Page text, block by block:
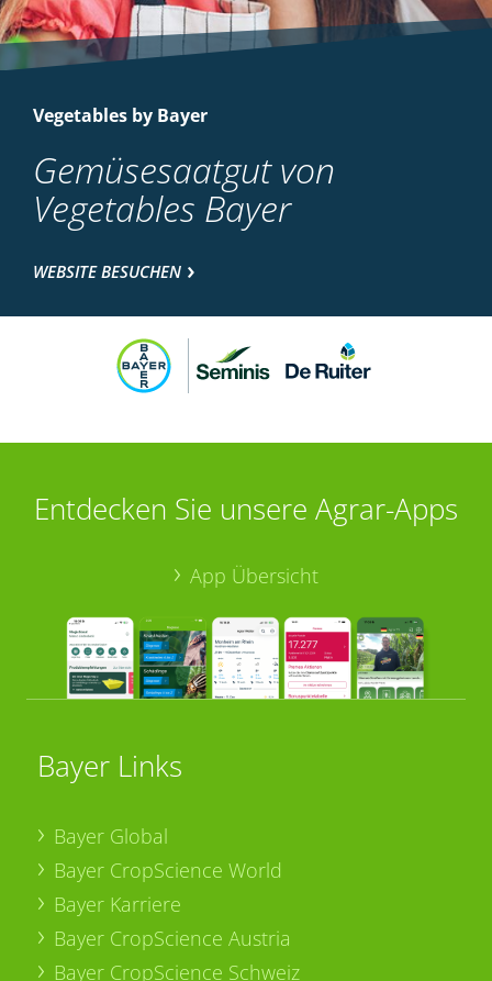
Vegetables by Bayer
Gemüsesaatgut von
Vegetables Bayer
WEBSITE BESUCHEN
Entdecken Sie unsere Agrar-Apps
App Übersicht
Bayer Links
Bayer Global
Bayer CropScience World
Bayer Karriere
Bayer CropScience Austria
Bayer CropScience Schweiz